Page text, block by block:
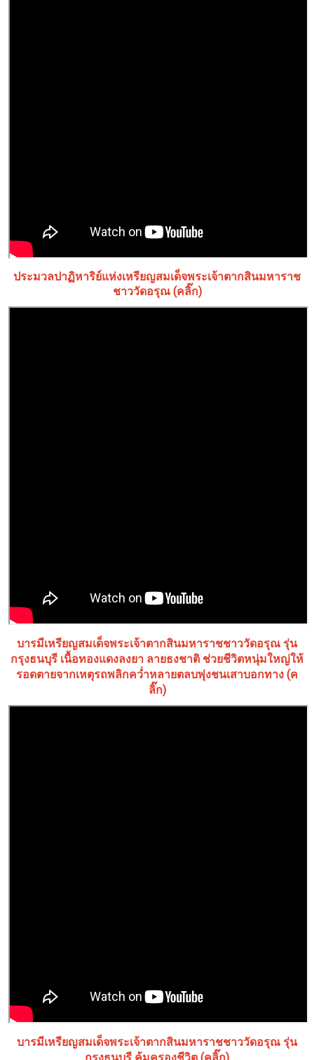
ประมวลปาฏิหาริย์แห่งเหรียญสมเด็จพระเจ้าตากสินมหาราช
ชาววัดอรุณ (คลิ๊ก)
บารมีเหรียญสมเด็จพระเจ้าตากสินมหาราชชาววัดอรุณ รุ่น
กรุงธนบุรี เนื้อทองแดงลงยา ลายธงชาติ ช่วยชีวิตหนุ่มใหญ่ให้
รอดตายจากเหตุรถพลิกคว่ำหลายตลบพุ่งชนเสาบอกทาง (ค
ลิ๊ก)
บารมีเหรียญสมเด็จพระเจ้าตากสินมหาราชชาววัดอรุณ รุ่น